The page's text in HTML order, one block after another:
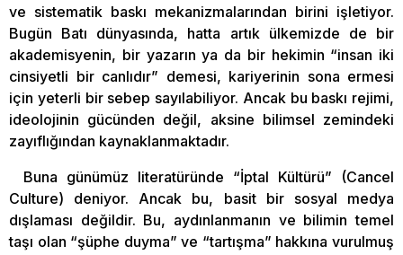
ve sistematik baskı mekanizmalarından birini işletiyor.
Bugün Batı dünyasında, hatta artık ülkemizde de bir
akademisyenin, bir yazarın ya da bir hekimin “insan iki
cinsiyetli bir canlıdır” demesi, kariyerinin sona ermesi
için yeterli bir sebep sayılabiliyor. Ancak bu baskı rejimi,
ideolojinin gücünden değil, aksine bilimsel zemindeki
zayıflığından kaynaklanmaktadır.
Buna günümüz literatüründe “İptal Kültürü” (Cancel
Culture) deniyor. Ancak bu, basit bir sosyal medya
dışlaması değildir. Bu, aydınlanmanın ve bilimin temel
taşı olan “şüphe duyma” ve “tartışma” hakkına vurulmuş